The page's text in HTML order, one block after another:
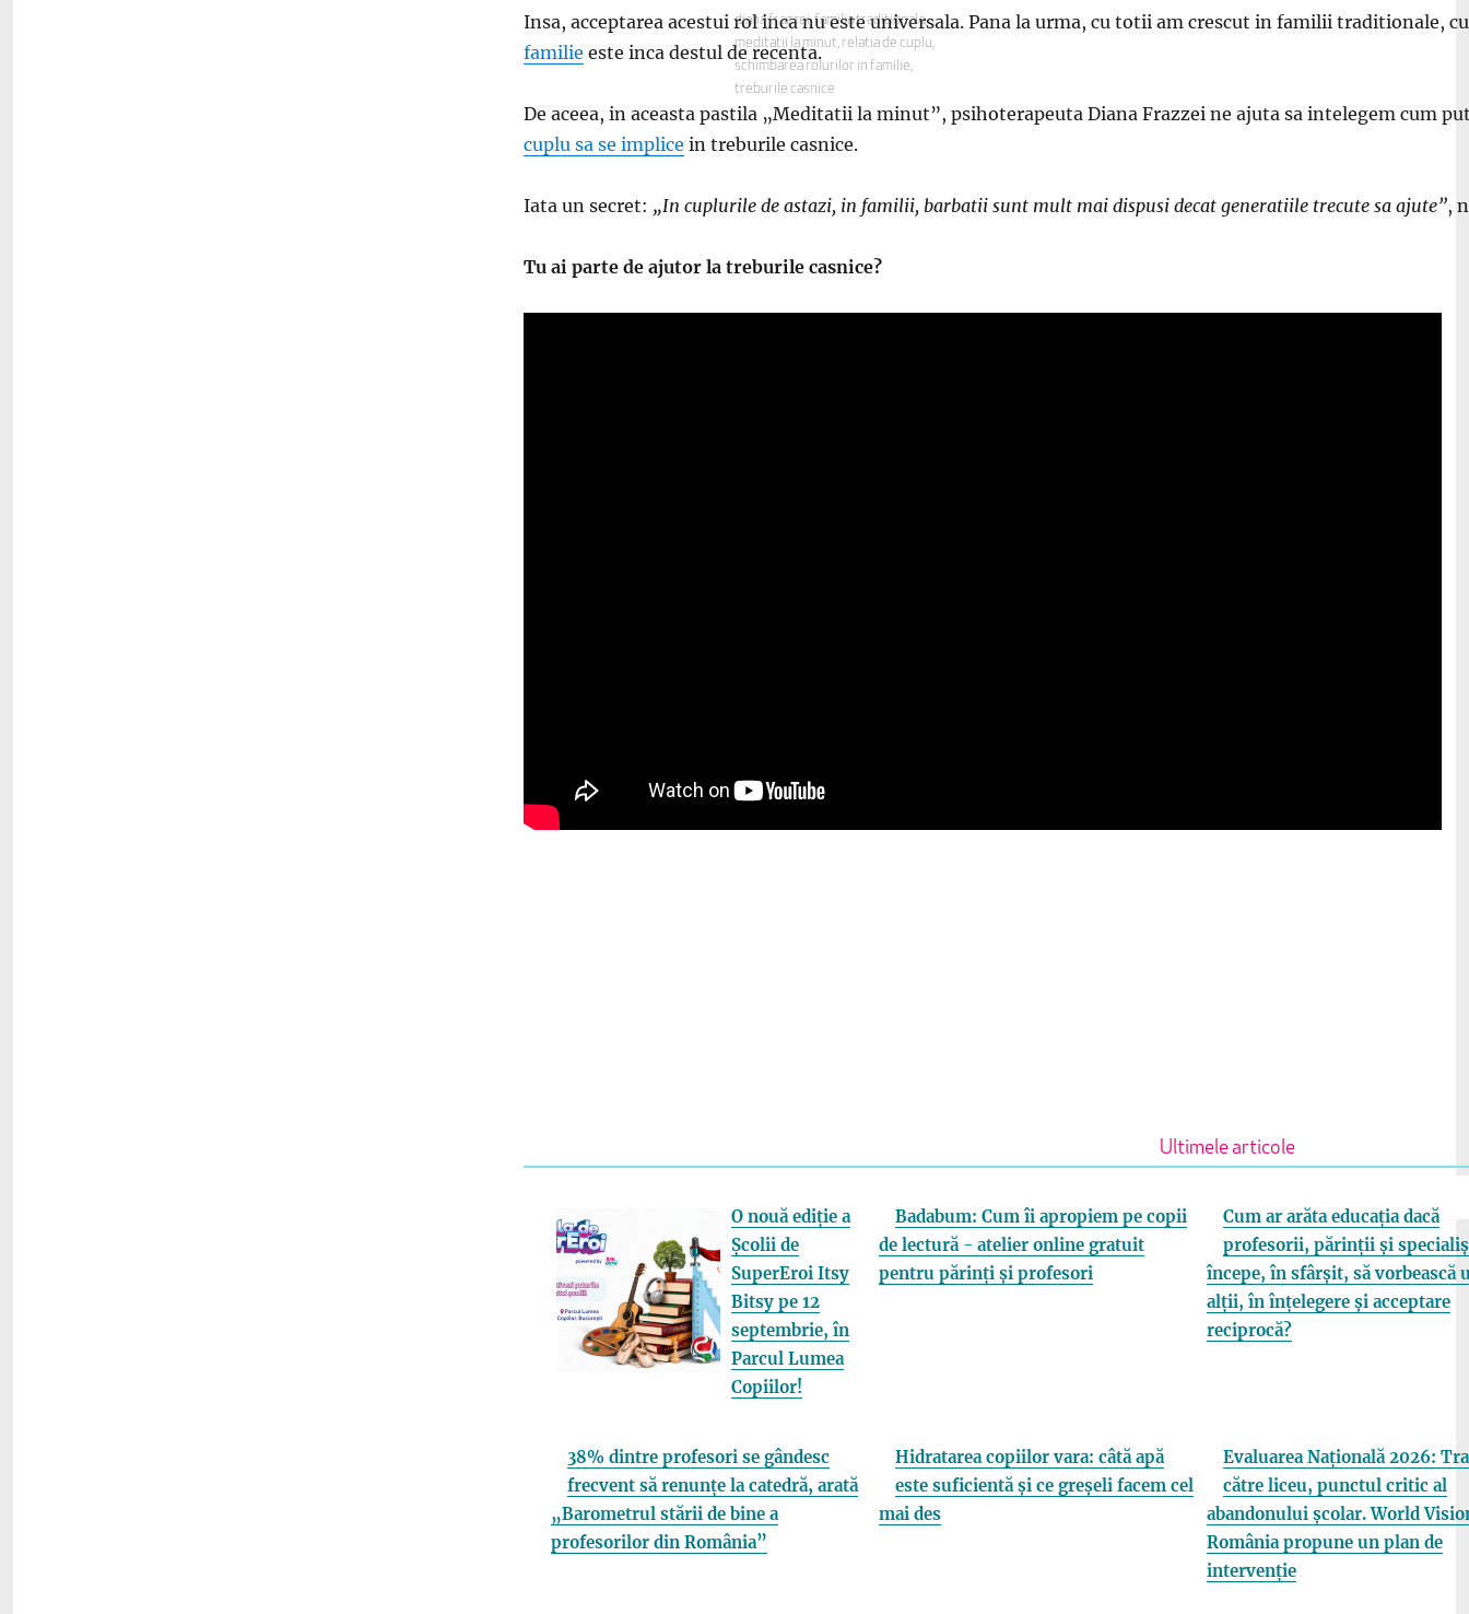
Insa, acceptarea acestui rol inca nu este universala. Pana la urma, cu totii am crescut in familii traditionale,
familie este inca destul de recenta.
De aceea, in aceasta pastila „Meditatii la minut”, psihoterapeuta Diana Frazzei ne ajuta sa intelegem cum
cuplu sa se implice in treburile casnice.
Iata un secret: „In cuplurile de astazi, in familii, barbatii sunt mult mai dispusi decat generatiile trecute sa ajute”,
Tu ai parte de ajutor la treburile casnice?
Ultimele articole
O nouă ediție a
Școlii de
SuperEroi Itsy
Bitsy pe 12
septembrie, în
Parcul Lumea
Copiilor!
Badabum: Cum îi apropiem pe copii
de lectură - atelier online gratuit
pentru părinți și profesori
Cum ar arăta educația dacă
profesorii, părinții și
începe, în sfârșit, să vorbească
alții, în înțelegere și acceptare
reciprocă?
38% dintre profesori se gândesc
frecvent să renunțe la catedră, arată
„Barometrul stării de bine a
profesorilor din România”
Hidratarea copiilor vara: câtă apă
este suficientă și ce greșeli facem cel
mai des
Evaluarea Națională 2026:
către liceu, punctul critic al
abandonului școlar. World
România propune un plan de
intervenție
Etichete
diana frazzei,familia traditionala,
meditatii la minut relatia de cuplu
schimbarea rolurilor in familie
treburile casnice